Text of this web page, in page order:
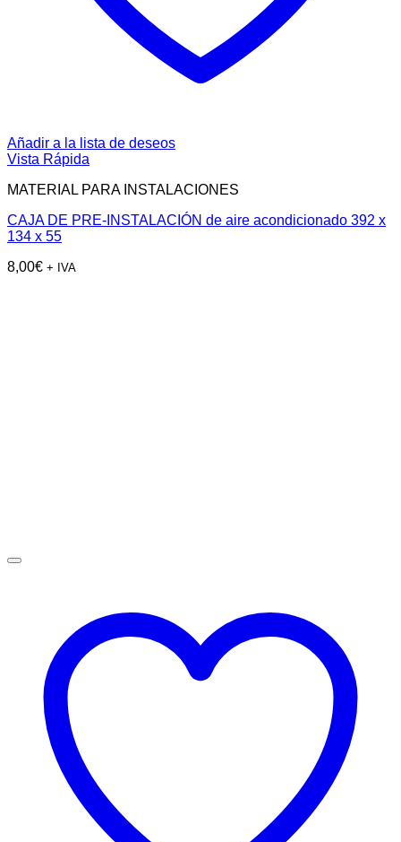
Añadir a la lista de deseos
Vista Rápida
MATERIAL PARA INSTALACIONES
CAJA DE PRE-INSTALACIÓN de aire acondicionado 392 x
134 x 55
8,00€ + IVA